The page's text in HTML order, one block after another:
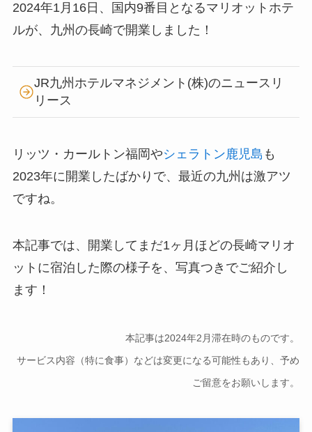
2024年1月16日、国内9番目となるマリオットホテ
ルが、九州の長崎で開業しました！
JR九州ホテルマネジメント(株)のニュースリ
リース
リッツ・カールトン福岡やシェラトン鹿児島 も
2023年に開業したばかりで、最近の九州は激アツ
ですね。
本記事では、開業してまだ1ヶ月ほどの長崎マリオ
ットに宿泊した際の様子を、写真つきでご紹介し
ます！
本記事は2024年2月滞在時のものです。
サービス内容（特に食事）などは変更になる可能性もあり、予め
ご留意をお願いします。